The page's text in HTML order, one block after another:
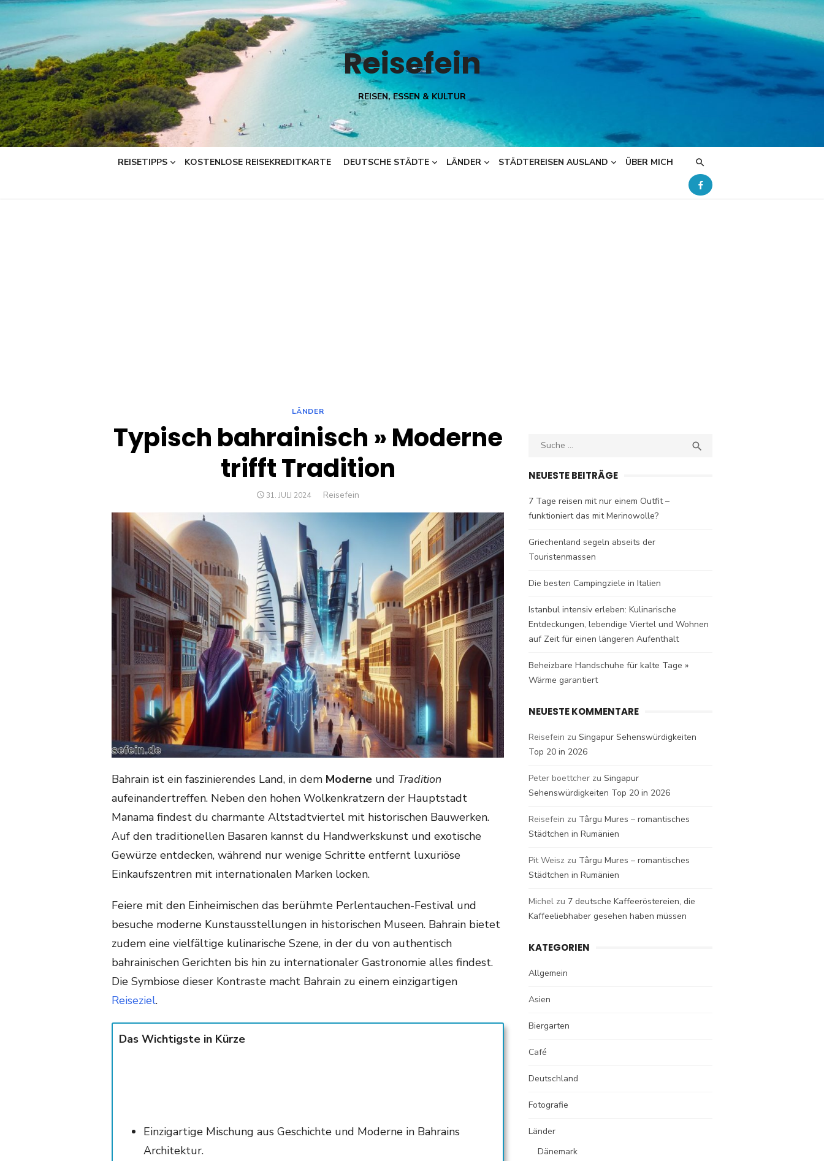
Skip
content
Reisefein
REISEN, ESSEN & KULTUR
REISETIPPS KOSTENLOSE REISEKREDITKARTE DEUTSCHE STÄDTE LÄNDER STÄDTEREISEN AUSLAND ÜBER MICH
LÄNDER
Typisch bahrainisch » Moderne
trifft Tradition
POSTED
31. JULI 2024 Author
Reisefein
Bahrain ist ein faszinierendes Land, in dem Moderne und Tradition
aufeinandertreffen. Neben den hohen Wolkenkratzern der Hauptstadt
Manama findest du charmante Altstadtviertel mit historischen Bauwerken.
Auf den traditionellen Basaren kannst du Handwerkskunst und exotische
Gewürze entdecken, während nur wenige Schritte entfernt luxuriöse
Einkaufszentren mit internationalen Marken locken.
Feiere mit den Einheimischen das berühmte Perlentauchen-Festival und
besuche moderne Kunstausstellungen in historischen Museen. Bahrain bietet
zudem eine vielfältige kulinarische Szene, in der du von authentisch
bahrainischen Gerichten bis hin zu internationaler Gastronomie alles findest.
Die Symbiose dieser Kontraste macht Bahrain zu einem einzigartigen
Reiseziel.
Das Wichtigste in Kürze
Einzigartige Mischung aus Geschichte und Moderne in Bahrains
Architektur.
Search

NEUESTE BEITRÄGE
7 Tage reisen mit nur einem Outfit –
funktioniert das mit Merinowolle?
Griechenland segeln abseits der
Touristenmassen
Die besten Campingziele in Italien
Istanbul intensiv erleben: Kulinarische
Entdeckungen, lebendige Viertel und Wohnen
auf Zeit für einen längeren Aufenthalt
Beheizbare Handschuhe für kalte Tage »
Wärme garantiert
NEUESTE KOMMENTARE
Reisefein zu Singapur Sehenswürdigkeiten
Top 20 in 2026
Peter boettcher zu Singapur
Sehenswürdigkeiten Top 20 in 2026
Reisefein zu Târgu Mures – romantisches
Städtchen in Rumänien
Pit Weisz zu Târgu Mures – romantisches
Städtchen in Rumänien
Michel zu 7 deutsche Kaffeeröstereien, die
Kaffeeliebhaber gesehen haben müssen
KATEGORIEN
Allgemein
Asien
Biergarten
Café
Deutschland
Fotografie
Länder
Dänemark